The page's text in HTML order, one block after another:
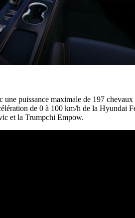
une puissance maximale de 197
de 0 à 100 km/h de la Hyundai
et la Trumpchi Empow.